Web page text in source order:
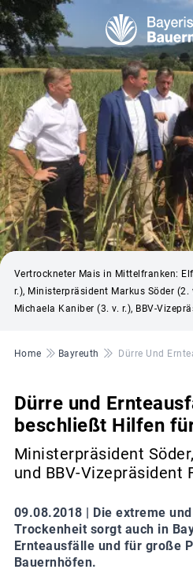
Vertrockneter Mais in Mittelfranken:
r.), Ministerpräsident Markus Söder
Michaela Kaniber (3. v. r.), BBV-
Pfadnavigation
Home Bayreuth Dürre Und
Dürre und
beschließt Hilfen
Ministerpräsident
und BBV-Vizepräsident
09.08.2018 |
Die extreme
Trockenheit sorgt auch in
Ernteausfälle und für große
Bauernhöfen.